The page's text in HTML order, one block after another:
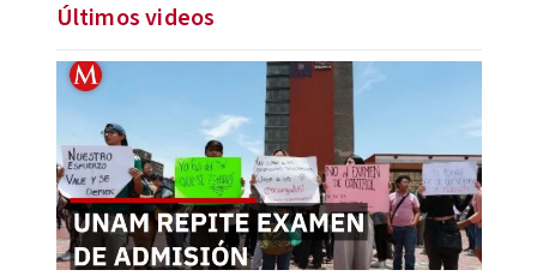
Últimos videos